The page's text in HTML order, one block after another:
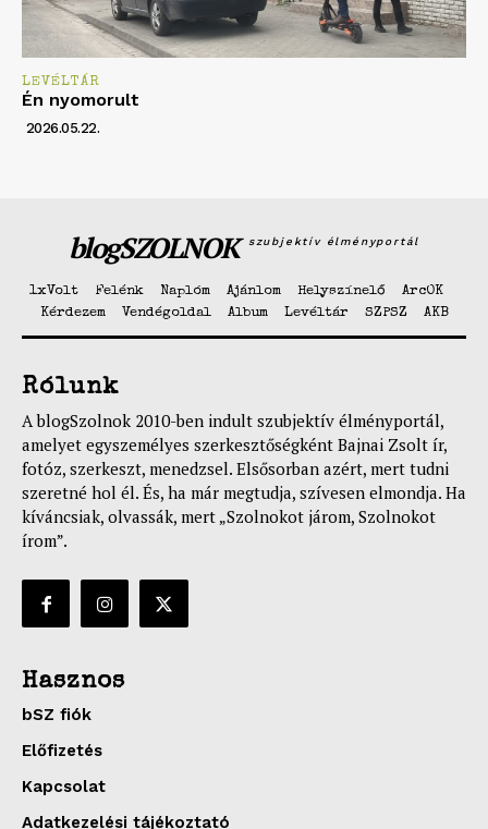
LEVÉLTÁR
Én nyomorult
2026.05.22.
blogSZOLNOK szubjektív élményportál
1xVolt Felénk Naplóm Ajánlom Helyszínelő
ArcOK
Kérdezem
Vendégoldal Album Levéltár SZPSZ AKB
Rólunk
A blogSzolnok 2010-ben indult szubjektív élményportál,
amelyet egyszemélyes szerkesztőségként Bajnai Zsolt ír,
fotóz, szerkeszt, menedzsel. Elsősorban azért, mert tudni
szeretné hol él. És, ha már megtudja, szívesen elmondja. Ha
kíváncsiak, olvassák, mert „Szolnokot járom, Szolnokot
írom”.
Hasznos
bSZ fiók
Előfizetés
Kapcsolat
Adatkezelési tájékoztató